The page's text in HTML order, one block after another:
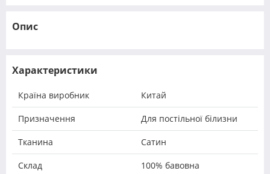
Опис
Характеристики
Країна виробник Китай
Призначення Для постільної білизни
Тканина Сатин
Склад 100% бавовна